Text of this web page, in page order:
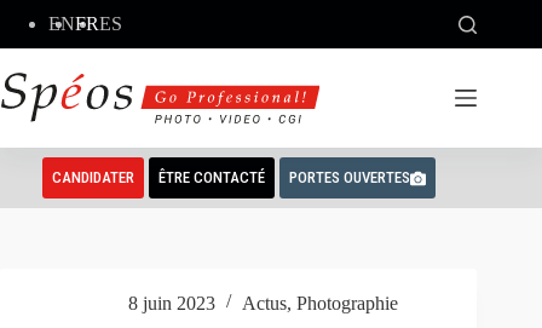
contenu
ENFRES
CANDIDATER ÊTRE CONTACTÉ PORTES OUVERTES
8 juin 2023 Actus, Photographie